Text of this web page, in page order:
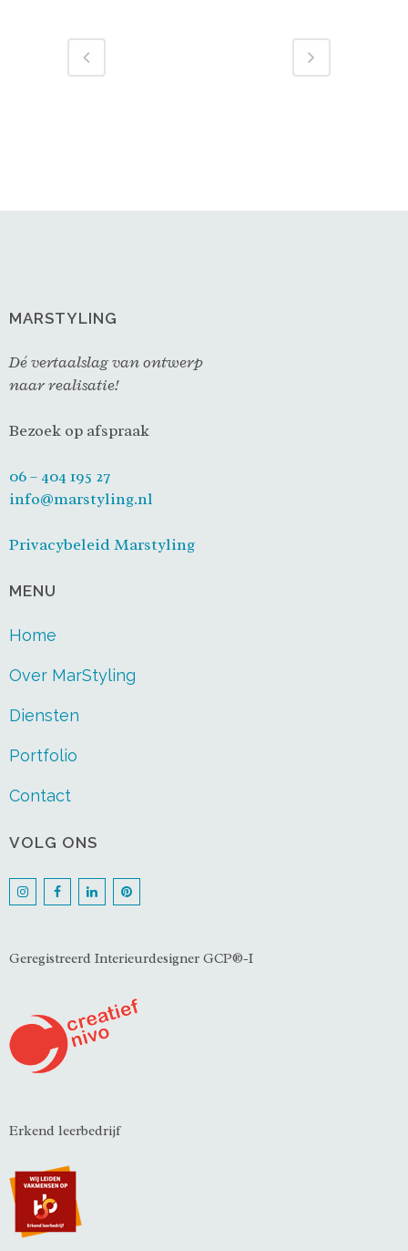
MARSTYLING
Dé vertaalslag van ontwerp
naar realisatie!
Bezoek op afspraak
06 – 404 195 27
info@marstyling.nl
Privacybeleid Marstyling
MENU
Home
Over MarStyling
Diensten
Portfolio
Contact
VOLG ONS
Geregistreerd Interieurdesigner GCP®-I
Erkend leerbedrijf